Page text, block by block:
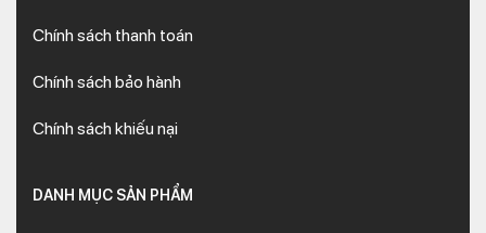
Chính sách thanh toán
Chính sách bảo hành
Chính sách khiếu nại
DANH MỤC SẢN PHẨM